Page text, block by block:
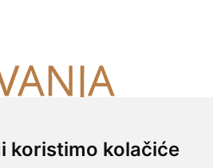
koristimo kolačiće
prava zadržana
sud u Zagrebu, MBS: 081045102, Hrvatska
Pavlović i Hrvoje Bažon, Voditelj poslova Hrvoje